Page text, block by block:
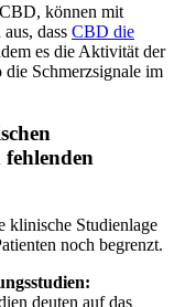
können mit
dass CBD die
es die Aktivität der
Schmerzsignale im
klinische Studienlage
noch begrenzt.
deuten auf das